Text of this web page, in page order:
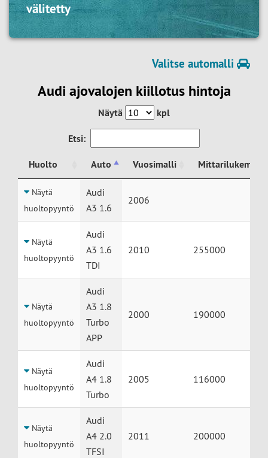
välitetty
Valitse automalli
Audi ajovalojen kiillotus hintoja
Näytä kpl
Etsi:
Huolto Auto Vuosimalli
Mittarilukema
Huolto
Auto
Näytä
huoltopyyntö
Audi
A3 1.6
2006
Näytä
huoltopyyntö
Audi
A3 1.6
TDI
2010 255000
Näytä
huoltopyyntö
Audi
A3 1.8
Turbo
APP
2000 190000
Näytä
huoltopyyntö
Audi
A4 1.8
Turbo
2005 116000
Näytä
huoltopyyntö
Audi
A4 2.0
TFSI
2011 200000